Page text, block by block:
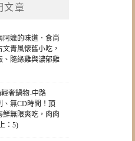
文章
阿嬤的味道．食尚
青風懷舊小吃，
、隨緣雞與濃郁雞
奢鍋物-中路
、無CD時間！頂
鮮無限爽吃，肉肉
：5)